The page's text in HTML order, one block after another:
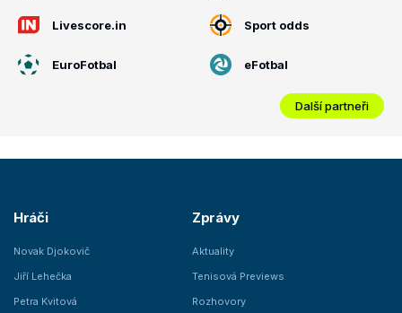
Livescore.in Sport odds
EuroFotbal eFotbal
Další partneři
Hráči
Novak Djokovič
Jiří Lehečka
Petra Kvitová
Zprávy
Aktuality
Tenisová Previews
Rozhovory